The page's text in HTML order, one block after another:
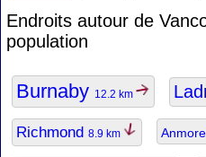
Endroits autour de
population
Burnaby 12.2 km
Richmond 8.9 km Anmore